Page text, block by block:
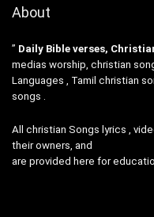
About
” Daily Bible verses,
medias worship, christian
Languages , Tamil christian
songs .
All christian Songs lyrics ,
their owners, and
are provided here for